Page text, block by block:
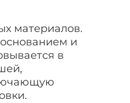
материалов.
и
в